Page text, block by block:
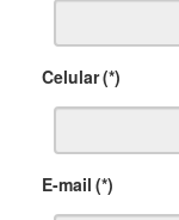
Celular(*)
E-mail (*)